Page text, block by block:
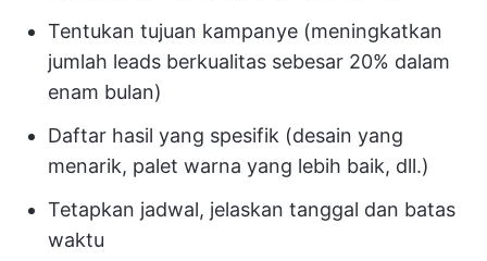
Tentukan tujuan kampanye (meningkatkan
jumlah leads berkualitas sebesar 20% dalam
enam bulan)
Daftar hasil yang spesifik (desain yang
menarik, palet warna yang lebih baik, dll.)
Tetapkan jadwal, jelaskan tanggal dan batas
waktu